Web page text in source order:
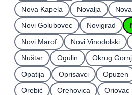
Nova Kapela
Novalja
Novi Golubovec
Novigrad
Novi Marof
Novi Vinodolski
Nuštar
Ogulin Okrug
Opatija
Oprisavci Opuzen
Orebić
Orehovica Oriovac